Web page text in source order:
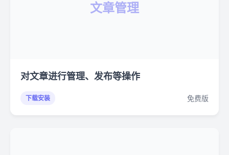
文章管理
对文章进行管理、发布等操作
下载安装 免费版